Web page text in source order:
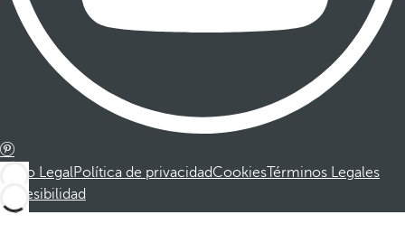
Aviso LegalPolítica de privacidadCookiesTérminos Legales
Accesibilidad